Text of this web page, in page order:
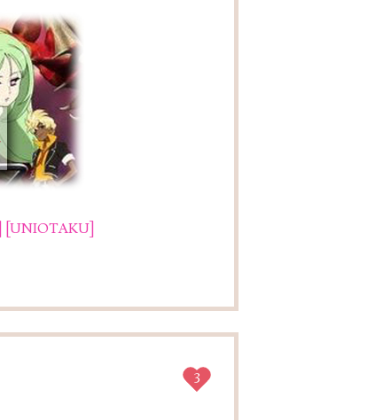
[UNIOTAKU]
3